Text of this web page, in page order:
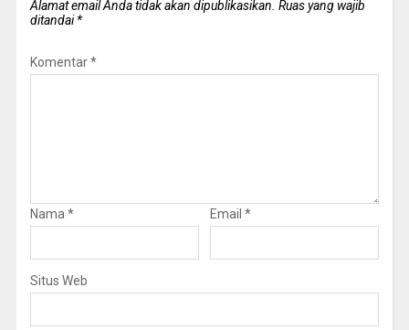
Alamat email Anda tidak akan dipublikasikan. Ruas yang wajib
ditandai*
Komentar*
Nama * Email *
Situs Web